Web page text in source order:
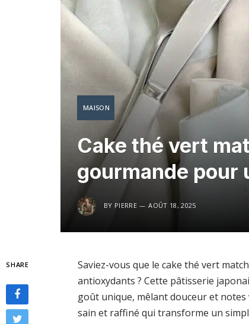
MAISON
Cake thé vert
gourmande pour
BY PIERRE AOÛT 18, 2025
SHARE
Saviez-vous que le cake thé vert
antioxydants ? Cette pâtisserie
goût unique, mêlant douceur et notes
sain et raffiné qui transforme un